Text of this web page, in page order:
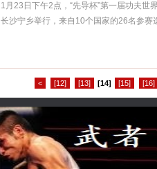
1月23日下午2点，“先导杯”第一届功夫世
长沙宁乡举行，来自10个国家的26名参赛
< [12] [13] [14] [15] [16]